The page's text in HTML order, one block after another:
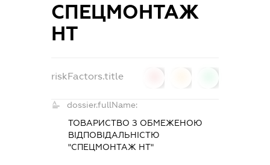
СПЕЦМОНТАЖ
НТ
riskFactors.title
dossier.fullName:
ТОВАРИСТВО З ОБМЕЖЕНОЮ
ВІДПОВІДАЛЬНІСТЮ
"СПЕЦМОНТАЖ НТ"